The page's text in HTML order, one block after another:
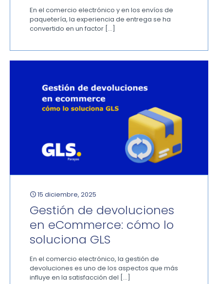
En el comercio electrónico y en los envíos de
paquetería, la experiencia de entrega se ha
convertido en un factor […]
15 diciembre, 2025
Gestión de devoluciones
en eCommerce: cómo lo
soluciona GLS
En el comercio electrónico, la gestión de
devoluciones es uno de los aspectos que más
influye en la satisfacción del […]